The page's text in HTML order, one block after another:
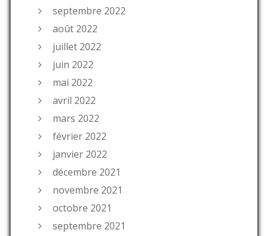
septembre 2022
août 2022
juillet 2022
juin 2022
mai 2022
avril 2022
mars 2022
février 2022
janvier 2022
décembre 2021
novembre 2021
octobre 2021
septembre 2021